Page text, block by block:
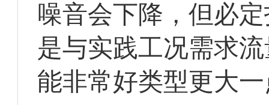
噪音会下降，但必
是与实践工况需求
能非常好类型更大